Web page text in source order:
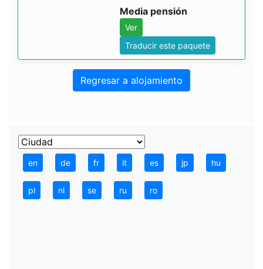
Media pensión
Ver
Traducir este paquete
Regresar a alojamiento
en de fr it es jp hu
pl nl se ru ro